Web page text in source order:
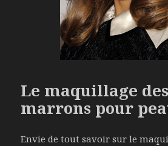
Le maquillage
marrons pour
Envie de tout savoir sur le